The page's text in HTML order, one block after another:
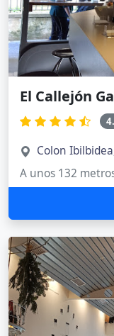
El Callejón
Colon
A unos 132